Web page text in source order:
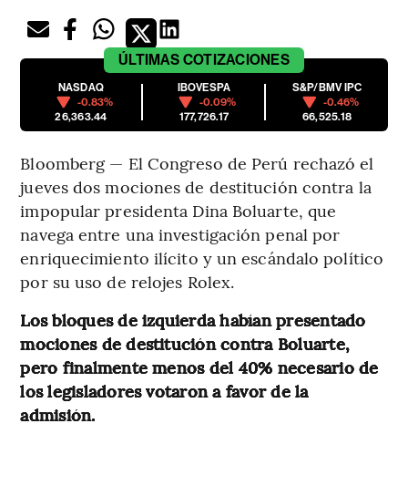
ÚLTIMAS COTIZACIONES
NASDAQ
-0.83%
26,363.44
IBOVESPA
-0.09%
177,726.17
S&P/BMV IPC
-0.46%
66,525.18
Bloomberg — El Congreso de Perú rechazó el
jueves dos mociones de destitución contra la
impopular presidenta Dina Boluarte, que
navega entre una investigación penal por
enriquecimiento ilícito y un escándalo político
por su uso de relojes Rolex.
Los bloques de izquierda habían presentado
mociones de destitución contra Boluarte,
pero finalmente menos del 40% necesario de
los legisladores votaron a favor de la
admisión.